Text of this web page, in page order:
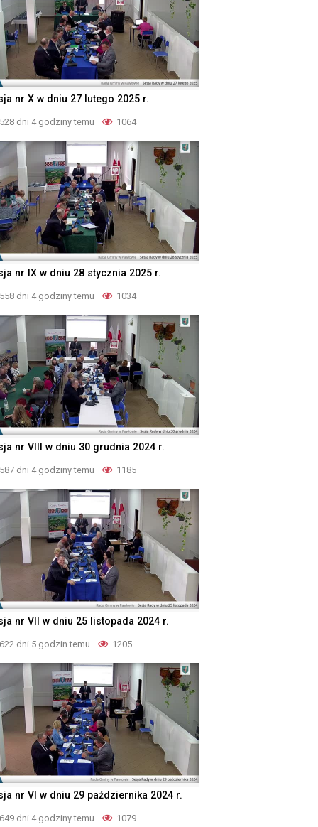
nr X w dniu 27 lutego 2025 r.
528 dni 4 godziny temu 1064
nr IX w dniu 28 stycznia 2025 r.
558 dni 4 godziny temu 1034
nr VIII w dniu 30 grudnia 2024 r.
587 dni 4 godziny temu 1185
nr VII w dniu 25 listopada 2024 r.
622 dni 5 godzin temu 1205
nr VI w dniu 29 października 2024 r.
649 dni 4 godziny temu 1079